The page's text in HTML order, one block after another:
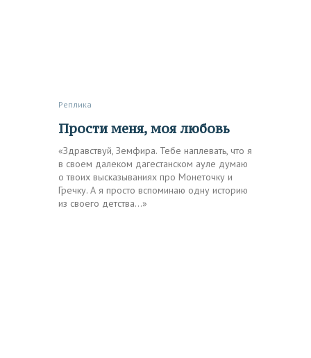
Реплика
Прости меня, моя любовь
«Здравствуй, Земфира. Тебе наплевать, что я
в своем далеком дагестанском ауле думаю
о твоих высказываниях про Монеточку и
Гречку. А я просто вспоминаю одну историю
из своего детства…»